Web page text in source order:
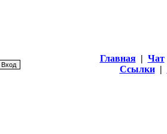
Главная | Чат
Ссылки |